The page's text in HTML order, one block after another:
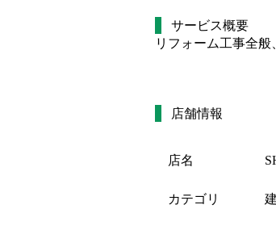
サービス概要
リフォーム工事全
店舗情報
店名
カテゴリ